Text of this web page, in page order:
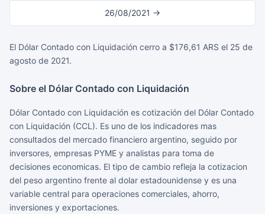
26/08/2021 →
El Dólar Contado con Liquidación cerro a $176,61 ARS el 25 de
agosto de 2021.
Sobre el Dólar Contado con Liquidación
Dólar Contado con Liquidación es cotización del Dólar Contado
con Liquidación (CCL). Es uno de los indicadores mas
consultados del mercado financiero argentino, seguido por
inversores, empresas PYME y analistas para toma de
decisiones economicas. El tipo de cambio refleja la cotizacion
del peso argentino frente al dolar estadounidense y es una
variable central para operaciones comerciales, ahorro,
inversiones y exportaciones.